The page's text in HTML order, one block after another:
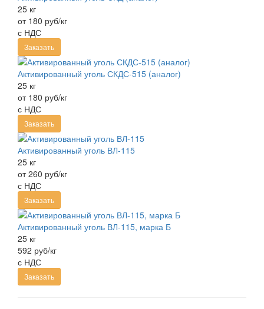
25 кг
от 180 руб/кг
с НДС
Заказать
Активированный уголь СКДС-515 (аналог)
25 кг
от 180 руб/кг
с НДС
Заказать
Активированный уголь ВЛ-115
25 кг
от 260 руб/кг
с НДС
Заказать
Активированный уголь ВЛ-115, марка Б
25 кг
592 руб/кг
с НДС
Заказать